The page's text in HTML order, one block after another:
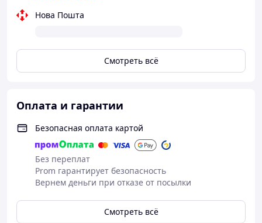
Нова Пошта
Смотреть всё
Оплата и гарантии
Безопасная оплата картой
Без переплат
Prom гарантирует безопасность
Вернем деньги при отказе от посылки
Смотреть всё